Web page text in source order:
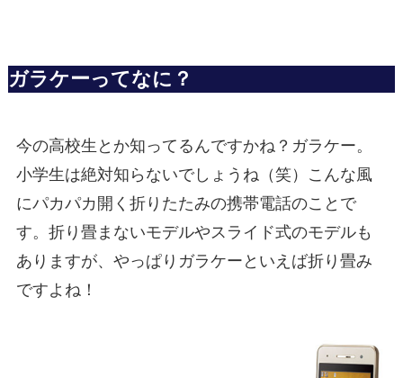
ガラケーってなに？
今の高校生とか知ってるんですかね？ガラケー。
小学生は絶対知らないでしょうね（笑）こんな風
にパカパカ開く折りたたみの携帯電話のことで
す。折り畳まないモデルやスライド式のモデルも
ありますが、やっぱりガラケーといえば折り畳み
ですよね！